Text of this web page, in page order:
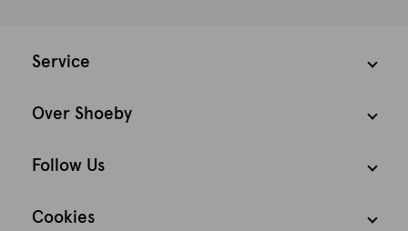
Service
Over Shoeby
Follow Us
Cookies